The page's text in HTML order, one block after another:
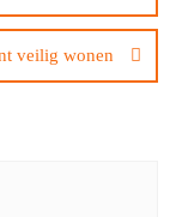
veilig wonen